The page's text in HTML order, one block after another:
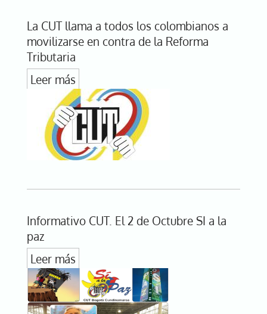
La CUT llama a todos los colombianos a
movilizarse en contra de la Reforma
Tributaria
Leer más
Informativo CUT. El 2 de Octubre SI a la
paz
Leer más